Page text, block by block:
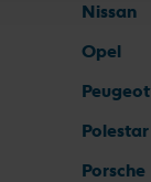
Nissan
Opel
Peugeot
Polestar
Porsche